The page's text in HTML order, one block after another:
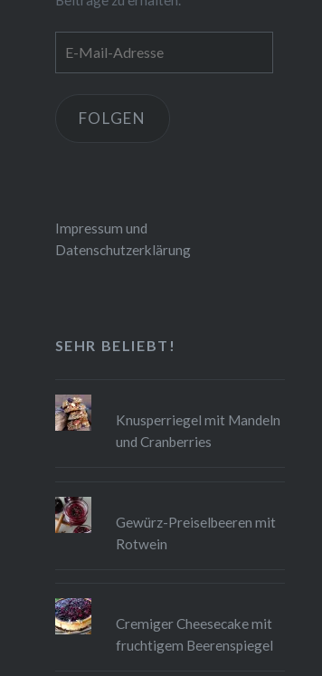
Mail-
FOLGEN
Impressum und
Datenschutzerklärung
SEHR BELIEBT!
Knusperriegel mit Mandeln
und Cranberries
Gewürz-Preiselbeeren mit
Rotwein
Cremiger Cheesecake mit
fruchtigem Beerenspiegel